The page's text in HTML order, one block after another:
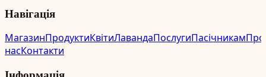
Навігація
МагазинПродуктиКвітиЛавандаПослугиПасічникамПро
насКонтакти